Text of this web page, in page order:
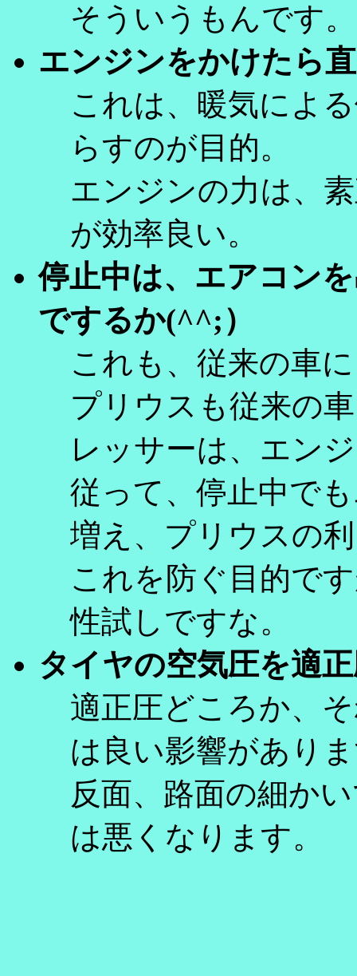
そういうもんです。
エンジンをかけたら
これは、暖気によ
らすのが目的。
エンジンの力は、
が効率良い。
停止中は、エアコン
でするか(^^;）
これも、従来の車
プリウスも従来の
レッサーは、エン
従って、停止中で
増え、プリウスの
これを防ぐ目的で
性試しですな。
タイヤの空気圧を適
適正圧どころか、
は良い影響があり
反面、路面の細か
は悪くなります。